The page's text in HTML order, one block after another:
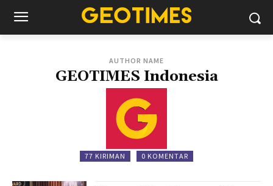
AUTHOR NAME
GEOTIMES Indonesia
77 KIRIMAN 0 KOMENTAR